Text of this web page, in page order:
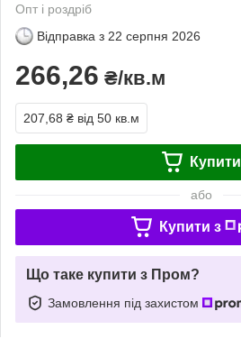
Опт і роздріб
Відправка з 22 серпня 2026
266,26 ₴/кв.м
207,68 ₴ від 50 кв.м
Купити
або
Купити з
Що таке купити з Пром?
Замовлення під захистом